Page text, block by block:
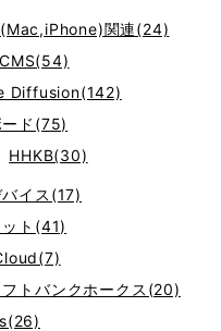
関連(24)
Diffusion(142)
ード(75)
HHKB(30)
イス(17)
ト(41)
トバンクホークス(20)